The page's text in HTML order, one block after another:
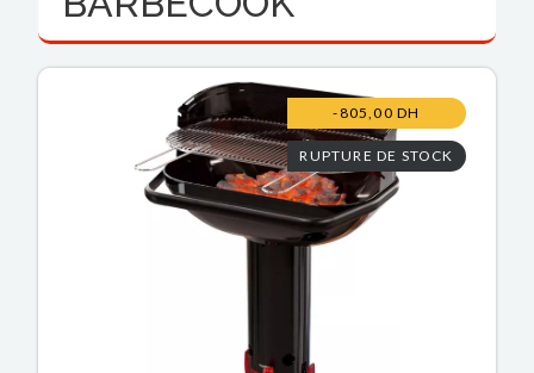
-805,00 DH
RUPTURE DE STOCK